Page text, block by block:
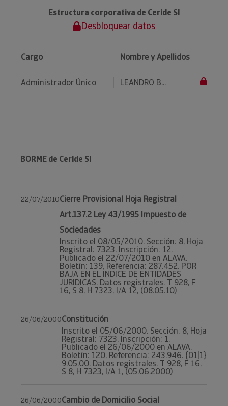
Estructura corporativa de Ceride Sl
Desbloquear datos
Cargo Nombre y Apellidos
Administrador Único LEANDRO B...
BORME de Ceride Sl
22/07/2010Cierre Provisional Hoja Registral
Art.137.2 Ley 43/1995 Impuesto de
Sociedades
Inscrito el 08/05/2010. Sección: 8, Hoja
Registral: 7323, Inscripción: 12.
Publicado el 22/07/2010 en ALAVA.
Boletín: 139, Referencia: 287.452. POR
BAJA EN EL INDICE DE ENTIDADES
JURIDICAS. Datos registrales. T 928, F
16, S 8, H 7323, I/A 12, (08.05.10)
26/06/2000Constitución
Inscrito el 05/06/2000. Sección: 8, Hoja
Registral: 7323, Inscripción: 1.
Publicado el 26/06/2000 en ALAVA.
Boletín: 120, Referencia: 243.946. {01|1}
9.05.00. Datos registrales. T 928, F 16,
S 8, H 7323, I/A 1, (05.06.2000)
26/06/2000Cambio de Domicilio Social